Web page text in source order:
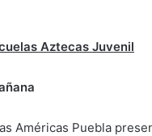
Aztecas Juvenil
Américas Puebla